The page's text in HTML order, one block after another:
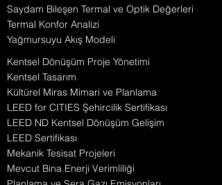
Saydam Bileşen Termal ve Optik Değerleri
Termal Konfor Analizi
Yağmursuyu Akış Modeli
Kentsel Dönüşüm Proje Yönetimi
Kentsel Tasarım
Kültürel Miras Mimari ve Planlama
LEED for CITIES Şehircilik Sertifikası
LEED ND Kentsel Dönüşüm Gelişim
LEED Sertifikası
Mekanik Tesisat Projeleri
Mevcut Bina Enerji Verimliliği